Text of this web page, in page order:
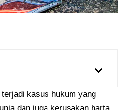
kasus hukum yang
dan juga kerusakan harta